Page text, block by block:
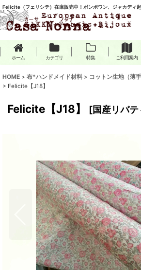
Felicite（フェリシテ）在庫販売中！ボンポワン、ジャカディ
ホーム カテゴリ 特集 ご利用案内
HOME > 布*ハンドメイド材料 > コットン生地（薄
> Felicite【J18】
Felicite【J18】 [国産リバテ